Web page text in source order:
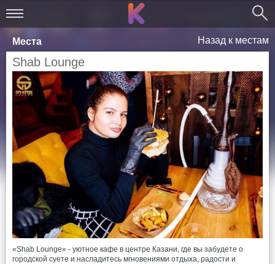
Места Назад к местам
Shab Lounge
«Shab Lounge» - уютное кафе в центре Казани, где вы забудете о
городской суете и насладитесь мгновениями отдыха, радости и